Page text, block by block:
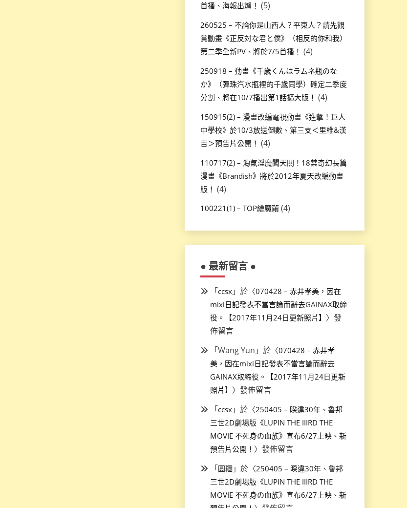
首播、海報出爐！ (5)
260525 – 不論你是山西人？平東人？請先觀
賞動畫《正反対な君と僕》（相反的你和我）
第二季全新PV、將於7/5首播！ (4)
250918 – 動畫《千歳くんはラムネ瓶のな
か》（彈珠汽水瓶裡的千歲同學）確定二季度
分割、將在10/7播出第1話擴大版！ (4)
150915(2) – 漫畫改編電視動畫《進撃！巨人
中學校》於10/3放送倒數、第三支＜里維&漢
吉＞預告片公開！ (4)
110717(2) – 淘氣淫魔闖天關！18禁奇幻長篇
漫畫《Brandish》將於2012年夏天改編動畫
版！ (4)
100221(1) – TOP繪魔繭 (4)
● 最新留言 ●
「ccsx」於〈070428 – 赤井孝美，因在
mixi日記發表不當言論而辭去GAINAX取締
役。【2017年11月24日更新照片】 〉發
佈留言
「Wang Yun 」於〈070428 – 赤井孝
美，因在mixi日記發表不當言論而辭去
GAINAX取締役。【2017年11月24日更新
照片】 〉發佈留言
「ccsx」於〈250405 – 睽違30年、魯邦
三世2D劇場版《LUPIN THE IIIRD THE
MOVIE 不死身の血族》宣布6/27上映、新
預告片公開！ 〉發佈留言
「圓糰」於〈250405 – 睽違30年、魯邦
三世2D劇場版《LUPIN THE IIIRD THE
MOVIE 不死身の血族》宣布6/27上映、新